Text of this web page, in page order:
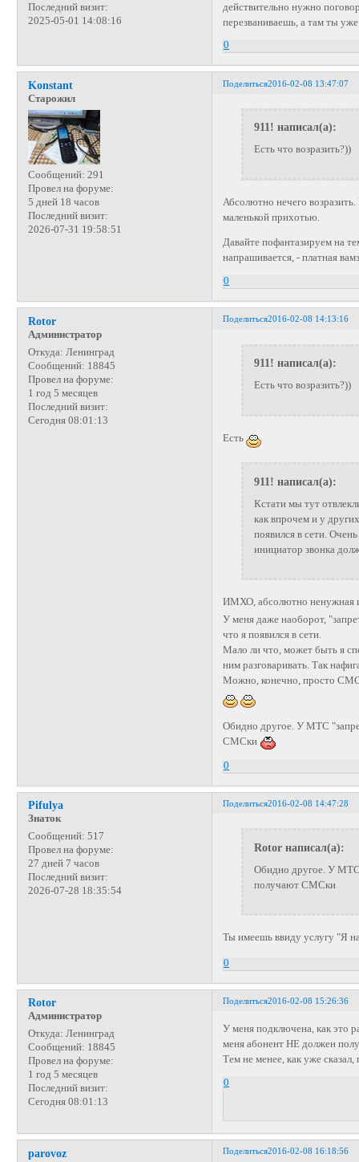
Последний визит:
2025-05-01 14:08:16
действительно нужно
перезваниваешь, а там ты
0
Поделиться2016-02-08 13:47:07
Konstant
Старожил
Сообщений: 291
Провел на форуме:
5 дней 18 часов
Последний визит:
2026-07-31 19:58:51
911! написал(а):
Есть что возразить?))
Абсолютно нечего
маленькой прихотью.
Давайте пофантазируем на
напрашивается, - платная
0
Поделиться2016-02-08 14:13:16
Rotor
Администратор
Откуда: Ленинград
Сообщений: 18845
Провел на форуме:
1 год 5 месяцев
Последний визит:
Сегодня 08:01:13
911! написал(а):
Есть что возразить?))
Есть
911! написал(а):
Кстати мы тут
как впрочем и у
появился в сети.
инициатор звонка
ИМХО, абсолютно ненужная
У меня даже наоборот,
что я появился в сети.
Мало ли что, может быть я
ним разговаривать. Так
Можно, конечно, просто СМС
Обидно другое. У МТС
СМСки
0
Поделиться2016-02-08 14:47:28
Pifulya
Знаток
Сообщений: 517
Провел на форуме:
27 дней 7 часов
Последний визит:
2026-07-28 18:35:54
Rotor написал(а):
Обидно другое. У МТС
получают СМСки
Ты имеешь ввиду услугу "Я
0
Поделиться2016-02-08 15:26:36
Rotor
Администратор
Откуда: Ленинград
Сообщений: 18845
Провел на форуме:
1 год 5 месяцев
Последний визит:
Сегодня 08:01:13
У меня подключена, как это
меня абонент НЕ должен
Тем не менее, как уже
0
Поделиться2016-02-08 16:18:56
parovoz